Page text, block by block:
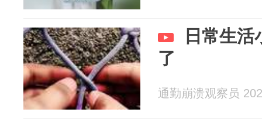
日常生
了
通勤崩溃观察员